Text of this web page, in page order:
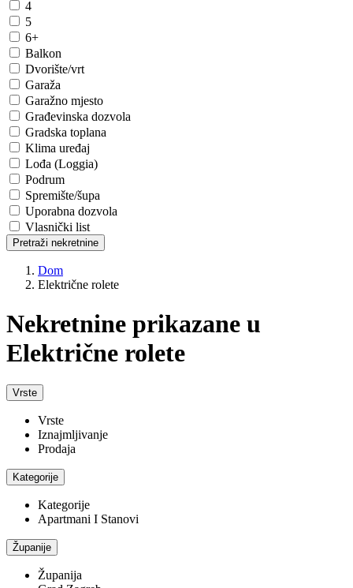
4
5
6+
Balkon
Dvorište/vrt
Garaža
Garažno mjesto
Građevinska dozvola
Gradska toplana
Klima uređaj
Lođa (Loggia)
Podrum
Spremište/šupa
Uporabna dozvola
Vlasnički list
Pretraži nekretnine
Dom
Električne rolete
Nekretnine prikazane u
Električne rolete
Vrste
Vrste
Iznajmljivanje
Prodaja
Kategorije
Kategorije
Apartmani I Stanovi
Županije
Županija